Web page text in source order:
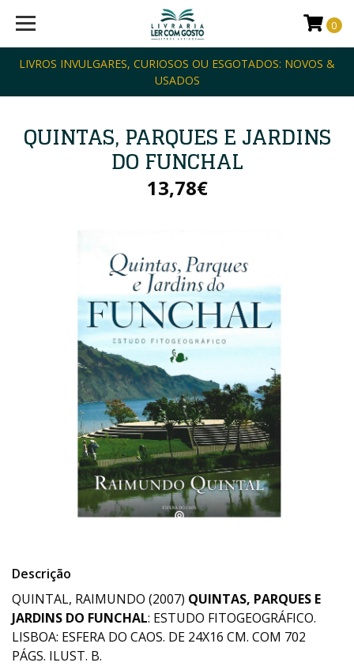
LIVROS INVULGARES, CURIOSOS OU ESGOTADOS: NOVOS &
USADOS
0
QUINTAS, PARQUES E JARDINS
DO FUNCHAL
13,78€
Descrição
QUINTAL, RAIMUNDO (2007) QUINTAS, PARQUES E
JARDINS DO FUNCHAL: ESTUDO FITOGEOGRÁFICO.
LISBOA: ESFERA DO CAOS. DE 24X16 CM. COM 702
PÁGS. ILUST. B.